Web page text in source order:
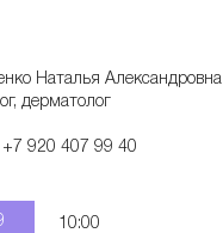
Наталья Александровна
дерматолог
+7 920 407 99 40
10:00